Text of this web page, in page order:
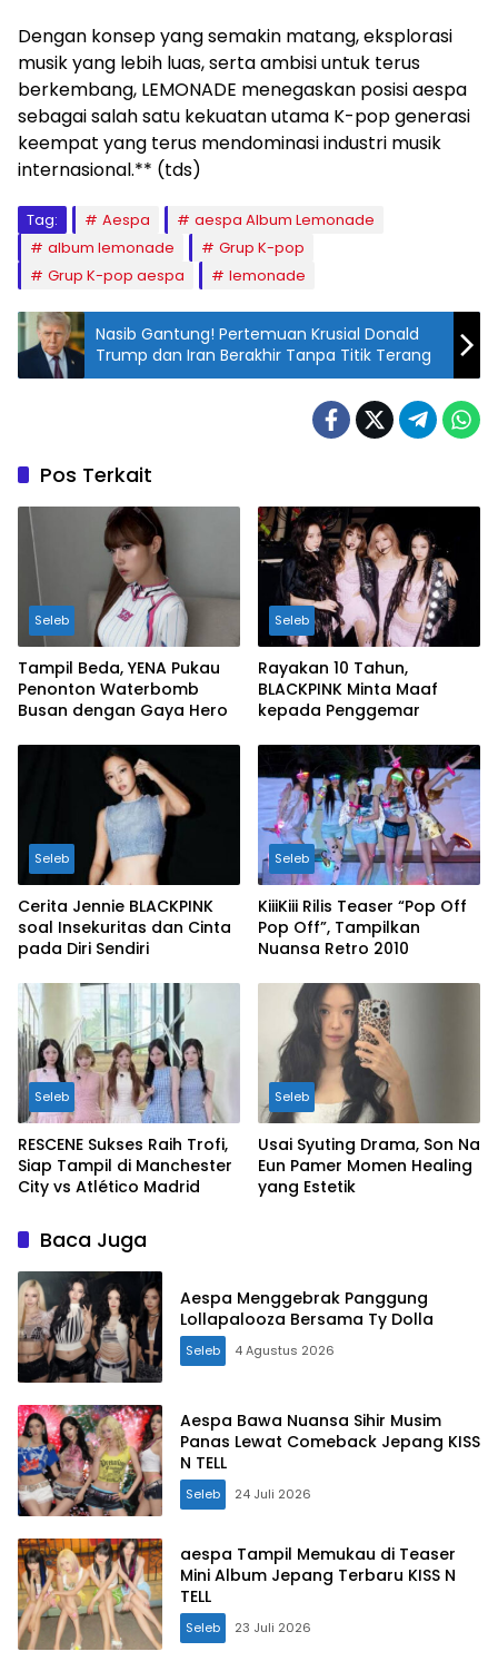
Dengan konsep yang semakin matang, eksplorasi
musik yang lebih luas, serta ambisi untuk terus
berkembang, LEMONADE menegaskan posisi aespa
sebagai salah satu kekuatan utama K-pop generasi
keempat yang terus mendominasi industri musik
internasional.** (tds)
Tag: Aespa
aespa Album Lemonade
album lemonade
Grup K-pop
Grup K-pop aespa
lemonade
Nasib Gantung! Pertemuan Krusial Donald
Trump dan Iran Berakhir Tanpa Titik Terang
Pos Terkait
Seleb
Tampil Beda, YENA Pukau
Penonton Waterbomb
Busan dengan Gaya Hero
Seleb
Rayakan 10 Tahun,
BLACKPINK Minta Maaf
kepada Penggemar
Seleb
Cerita Jennie BLACKPINK
soal Insekuritas dan Cinta
pada Diri Sendiri
Seleb
KiiiKiii Rilis Teaser “Pop Off
Pop Off”, Tampilkan
Nuansa Retro 2010
Seleb
RESCENE Sukses Raih Trofi,
Siap Tampil di Manchester
City vs Atlético Madrid
Seleb
Usai Syuting Drama, Son Na
Eun Pamer Momen Healing
yang Estetik
Baca Juga
Aespa Menggebrak Panggung
Lollapalooza Bersama Ty Dolla
Seleb 4 Agustus 2026
Aespa Bawa Nuansa Sihir Musim
Panas Lewat Comeback Jepang KISS
N TELL
Seleb 24 Juli 2026
aespa Tampil Memukau di Teaser
Mini Album Jepang Terbaru KISS N
TELL
Seleb 23 Juli 2026